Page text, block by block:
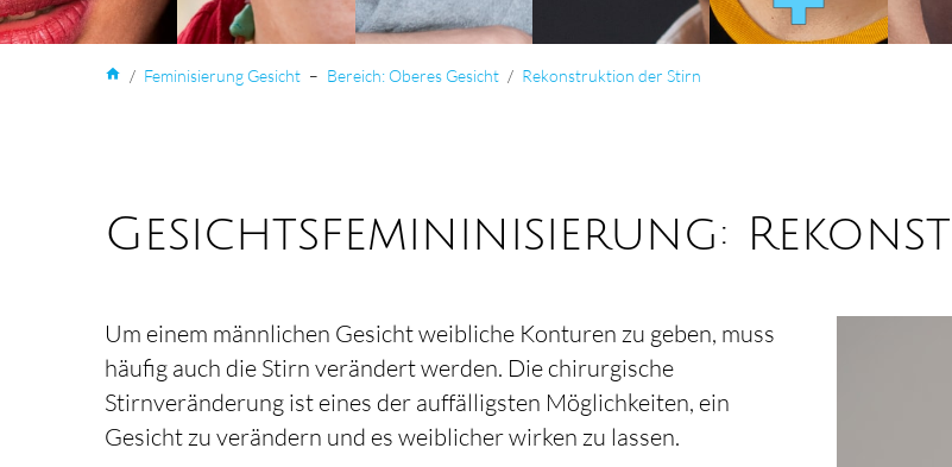
home / Femini­sierung Gesicht – Bereich: Oberes Gesicht / Re­konstruk­tion der Stirn
Gesichts­feminini­sierung:
Um einem männlichen Gesicht weibliche Konturen zu geben, muss
häufig auch die Stirn verändert werden. Die chirurgische
Stirnveränderung ist eines der auffälligsten Möglichkeiten, ein
Gesicht zu verändern und es weiblicher wirken zu lassen.